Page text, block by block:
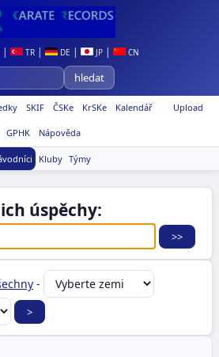
| TR | DE | JP | CN
Upload
SKIF ČSKe KrSKe Kalendář
GPHK Nápověda
Kluby Týmy
úspěchy:
-